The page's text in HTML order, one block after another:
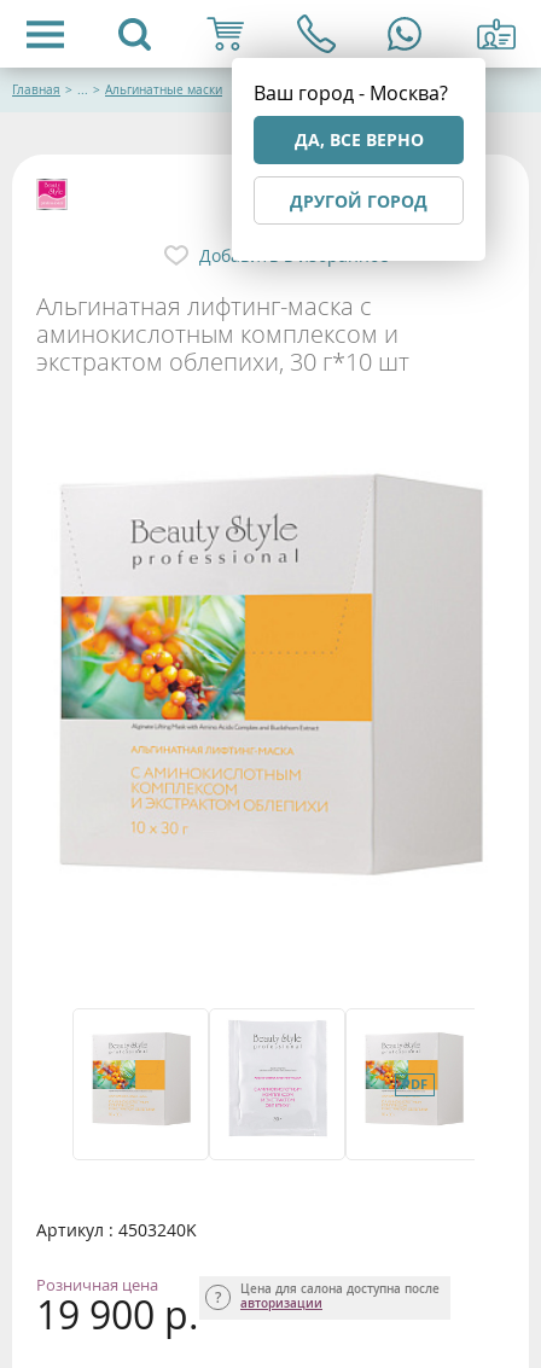
Ваш город - Москва?
ДА, ВСЕ ВЕРНО
ДРУГОЙ ГОРОД
Главная > ... > Альгинатные маски
Альгинатная лифтинг-маска с
аминокислотным комплексом и
экстрактом облепихи, 30 г*10 шт
Добавить в избранное
Артикул : 4503240K
Розничная цена
19 900 р.
Цена для салона доступна после
авторизации